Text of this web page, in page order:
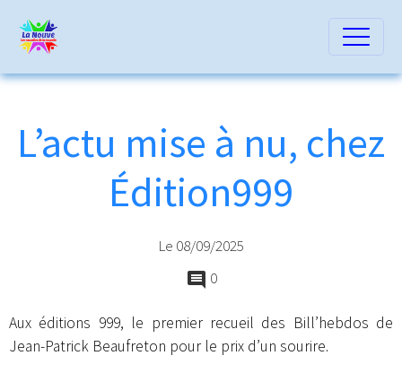
L’actu mise à nu, chez
Édition999
Le 08/09/2025
0
Aux éditions 999, le premier recueil des Bill’hebdos de
Jean-Patrick Beaufreton pour le prix d’un sourire.